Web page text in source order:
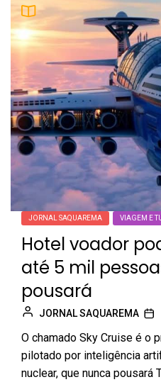
JORNAL SAQUAREMA VIAGEM E
Hotel voador
até 5 mil
pousará
JORNAL SAQUAREMA
O chamado Sky Cruise é o
pilotado por inteligência
nuclear, que nunca pousará